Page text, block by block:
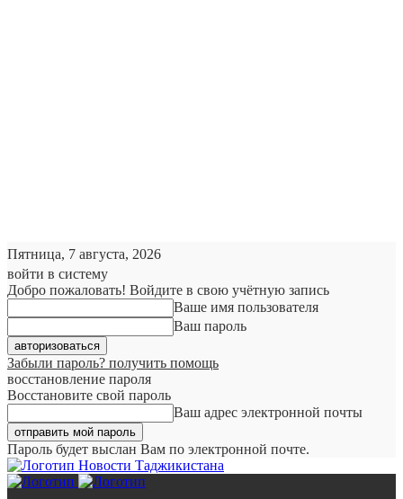
Пятница, 7 августа, 2026
войти в систему
Добро пожаловать! Войдите в свою учётную запись
Ваше имя пользователя
Ваш пароль
Забыли пароль? получить помощь
восстановление пароля
Восстановите свой пароль
Ваш адрес электронной почты
Пароль будет выслан Вам по электронной почте.
Новости Таджикистана